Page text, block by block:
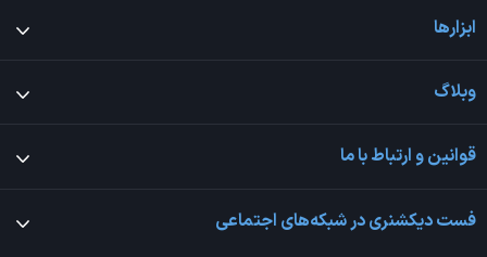
ابزارها
وبلاگ
قوانین و ارتباط با ما
فست دیکشنری در شبکه‌های اجتماعی